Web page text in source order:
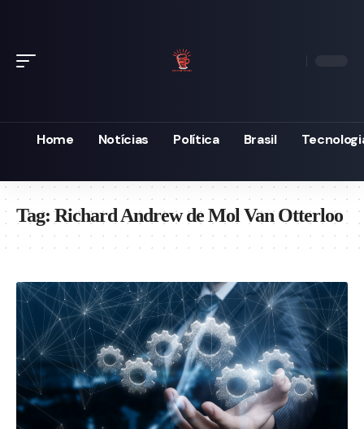
Home Notícias Política Brasil
Tag:Richard Andrew de Mol Van Otterloo